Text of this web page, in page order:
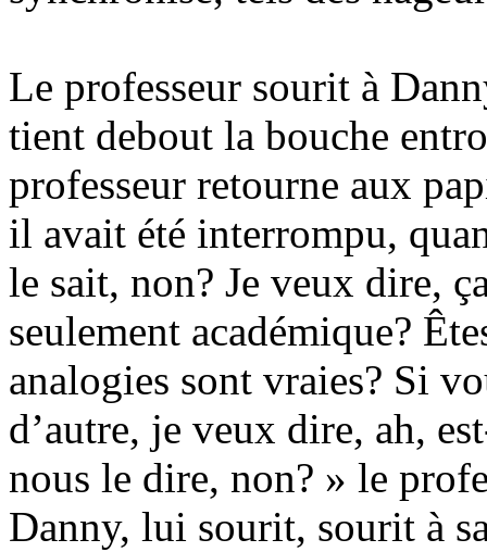
Le professeur sourit à
tient debout la bouche
professeur retourne aux
il avait été interrompu,
le sait, non? Je veux dire,
seulement académique?
analogies sont vraies? Si
d’autre, je veux dire, ah,
nous le dire, non? » le
Danny, lui sourit, sourit à